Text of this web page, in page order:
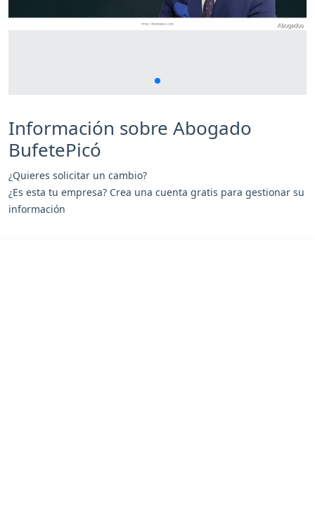
Información sobre Abogado
BufetePicó
¿Quieres solicitar un cambio?
¿Es esta tu empresa? Crea una cuenta gratis para gestionar su
información